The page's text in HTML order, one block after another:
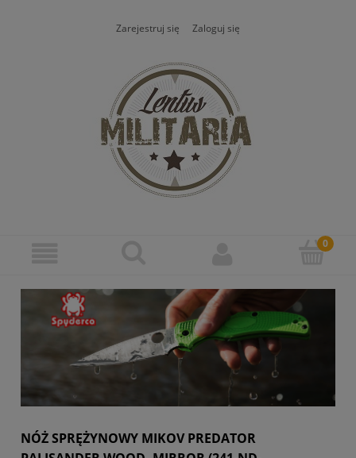
Zarejestruj się Zaloguj się
NÓŻ SPRĘŻYNOWY MIKOV PREDATOR